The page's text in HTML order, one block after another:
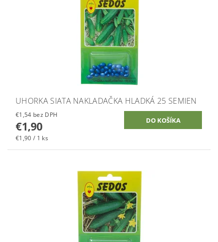
UHORKA SIATA NAKLADAČKA HLADKÁ 25 SEMIEN
€1,54 bez DPH
€1,90
€1,90 / 1 ks